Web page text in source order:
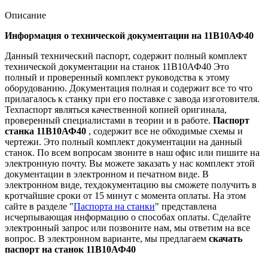
Описание
Информация о технической документации на 11В10АФ40
Данный технический паспорт, содержит полный комплект
технической документации на станок 11В10АФ40 Это
полный и проверенный комплект руководства к этому
оборудованию. Документация полная и содержит все то что
прилагалось к станку при его поставке с завода изготовителя.
Техпаспорт являться качественной копией оригинала,
проверенный специалистами в теории и в работе. Паспорт
станка 11В10АФ40 , содержит все не обходимые схемы и
чертежи. Это полный комплект документации на данный
станок. По всем вопросам звоните в наш офис или пишите на
электронную почту. Вы можете заказать у нас комплект этой
документации в электронном и печатном виде. В
электронном виде, техдокументацию вы сможете получить в
кротчайшие сроки от 15 минут с момента оплаты. На этом
сайте в разделе "Паспорта на станки" представлена
исчерпывающая информацию о способах оплаты. Cделайте
электронный запрос или позвоните нам, мы ответим на все
вопрос. В электронном варианте, мы предлагаем скачать
паспорт на станок 11В10АФ40